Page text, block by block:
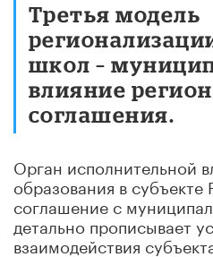
Третья модель
школ –
влияние
соглашения.
Орган исполнительной
образования в
соглашение с
детально прописывает
взаимодействия